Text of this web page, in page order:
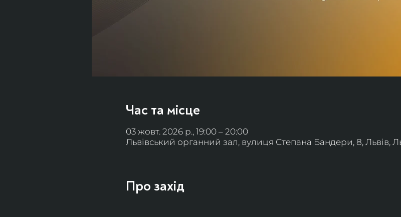
Час та місце
03 жовт. 2026 р., 19:00 – 20:00
Львівський органний зал, вулиця Степана Бандери, 8, Львів,
Про захід